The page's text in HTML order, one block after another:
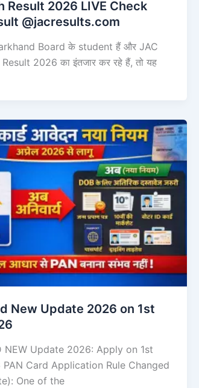
Result 2026 LIVE Check
@jacresults.com
Board के student हैं और JAC
2026 का इंतजार कर रहे हैं, तो यह
New Update 2026 on 1st
NEW Update 2026: Apply on 1st
Card Application Rule Changed
One of the